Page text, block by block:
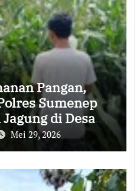
Pangan,
Sumenep
di Desa
Mei 29, 2026